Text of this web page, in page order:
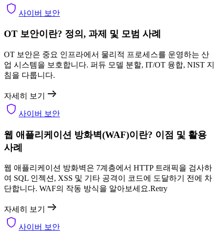
사이버 보안
OT 보안이란? 정의, 과제 및 모범 사례
OT 보안은 중요 인프라에서 물리적 프로세스를 운영하는 산
업 시스템을 보호합니다. 퍼듀 모델 분할, IT/OT 융합, NIST 지
침을 다룹니다.
자세히 보기
사이버 보안
웹 애플리케이션 방화벽(WAF)이란? 이점 및 활용
사례
웹 애플리케이션 방화벽은 7계층에서 HTTP 트래픽을 검사하
여 SQL 인젝션, XSS 및 기타 공격이 코드에 도달하기 전에 차
단합니다. WAF의 작동 방식을 알아보세요.Retry
자세히 보기
사이버 보안